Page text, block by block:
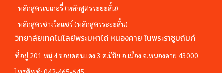
หลักสูตรเบเกอรี่ (หลักสูตรระยะสั้น)
หลักสูตรช่างวีลแชร์ (หลักสูตรระยะสั้น)
วิทยาลัยเทคโนโลยีพระมหาไถ่ หนองคาย ในพระราชูปถัมภ์
ที่อยู่ 201 หมู่ 4 ซอยดอนแดง 3 ต.มีชัย อ.เมือง จ.หนองคาย 43000
โทรศัพท์: 042-465-645